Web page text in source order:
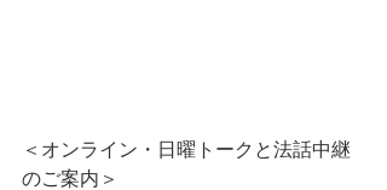
＜オンライン・日曜トークと法話中継
のご案内＞